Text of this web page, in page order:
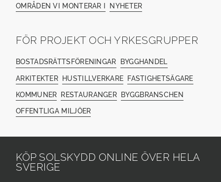
OMRÅDEN VI MONTERAR I NYHETER
FÖR PROJEKT OCH YRKESGRUPPER
BOSTADSRÄTTSFÖRENINGAR BYGGHANDEL
ARKITEKTER HUSTILLVERKARE FASTIGHETSÄGARE
KOMMUNER RESTAURANGER BYGGBRANSCHEN
OFFENTLIGA MILJÖER
KÖP SOLSKYDD ONLINE ÖVER HELA
SVERIGE